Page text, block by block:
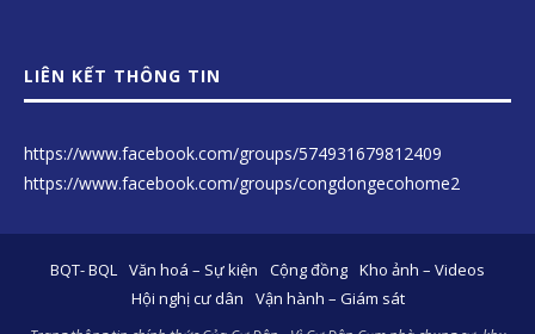
LIÊN KẾT THÔNG TIN
https://www.facebook.com/groups/574931679812409
https://www.facebook.com/groups/congdongecohome2
BQT- BQL Văn hoá – Sự kiện Cộng đồng Kho ảnh – Videos
Hội nghị cư dân
Vận hành – Giám sát